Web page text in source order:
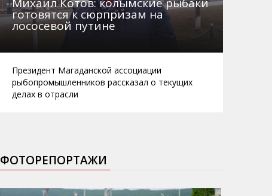
готовятся к сюрпризам на
лососевой путине
Президент Магаданской ассоциации
рыбопромышленников рассказал о текущих
делах в отрасли
ФОТОРЕПОРТАЖИ